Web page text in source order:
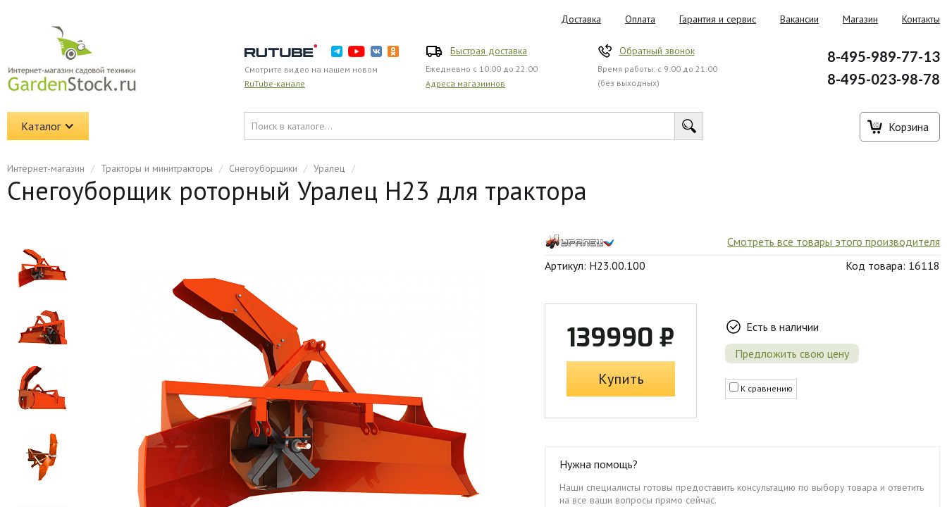
Доставка Оплата Гарантия и сервис Вакансии Магазин Контакты
Смотрите видео на нашем новом
RuTube-канале
Быстрая доставка
Ежедневно с 10:00 до 22:00
Адреса магазиинов
Обратный звонок
Время работы: с 9:00 до 21:00
(без выходных)
8-495-989-77-13
8-495-023-98-78
Каталог Корзина
Интернет-магазин / Тракторы и минитракторы / Снегоуборщики / Уралец /
Снегоуборщик роторный Уралец Н23 для трактора
Смотреть все товары этого производителя
Артикул: Н23.00.100
Код товара: 16118
139990 ₽
Купить
Есть в наличии
Предложить свою цену
К сравнению
Нужна помощь?
Наши специалисты готовы предоставить консультацию по выбору товара и ответить
на все ваши вопросы прямо сейчас.